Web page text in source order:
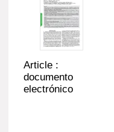
Article :
documento
electrónico